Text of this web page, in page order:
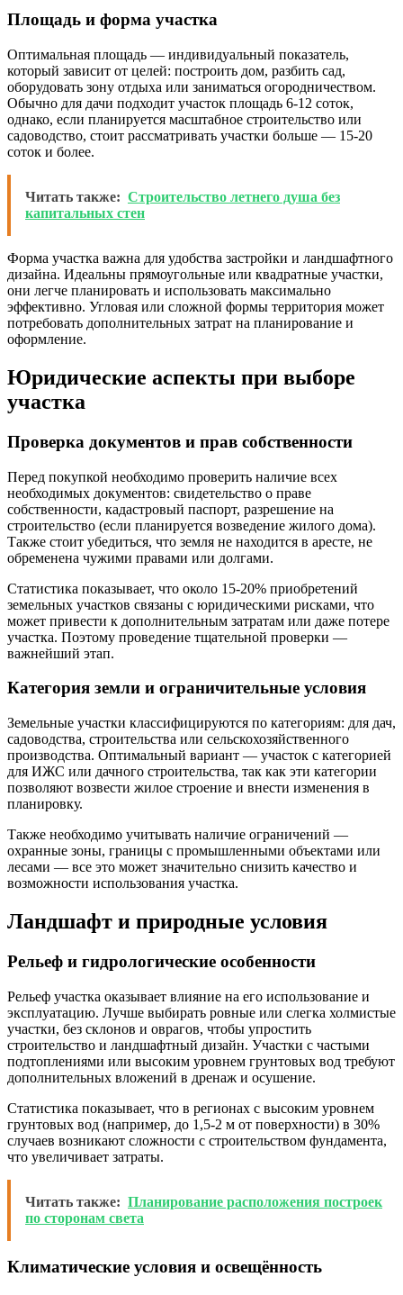
Площадь и форма участка
Оптимальная площадь — индивидуальный показатель,
который зависит от целей: построить дом, разбить сад,
оборудовать зону отдыха или заниматься огородничеством.
Обычно для дачи подходит участок площадь 6-12 соток,
однако, если планируется масштабное строительство или
садоводство, стоит рассматривать участки больше — 15-20
соток и более.
Читать также: Строительство летнего душа без
капитальных стен
Форма участка важна для удобства застройки и ландшафтного
дизайна. Идеальны прямоугольные или квадратные участки,
они легче планировать и использовать максимально
эффективно. Угловая или сложной формы территория может
потребовать дополнительных затрат на планирование и
оформление.
Юридические аспекты при выборе
участка
Проверка документов и прав собственности
Перед покупкой необходимо проверить наличие всех
необходимых документов: свидетельство о праве
собственности, кадастровый паспорт, разрешение на
строительство (если планируется возведение жилого дома).
Также стоит убедиться, что земля не находится в аресте, не
обременена чужими правами или долгами.
Статистика показывает, что около 15-20% приобретений
земельных участков связаны с юридическими рисками, что
может привести к дополнительным затратам или даже потере
участка. Поэтому проведение тщательной проверки —
важнейший этап.
Категория земли и ограничительные условия
Земельные участки классифицируются по категориям: для дач,
садоводства, строительства или сельскохозяйственного
производства. Оптимальный вариант — участок с категорией
для ИЖС или дачного строительства, так как эти категории
позволяют возвести жилое строение и внести изменения в
планировку.
Также необходимо учитывать наличие ограничений —
охранные зоны, границы с промышленными объектами или
лесами — все это может значительно снизить качество и
возможности использования участка.
Ландшафт и природные условия
Рельеф и гидрологические особенности
Рельеф участка оказывает влияние на его использование и
эксплуатацию. Лучше выбирать ровные или слегка холмистые
участки, без склонов и оврагов, чтобы упростить
строительство и ландшафтный дизайн. Участки с частыми
подтоплениями или высоким уровнем грунтовых вод требуют
дополнительных вложений в дренаж и осушение.
Статистика показывает, что в регионах с высоким уровнем
грунтовых вод (например, до 1,5-2 м от поверхности) в 30%
случаев возникают сложности с строительством фундамента,
что увеличивает затраты.
Читать также: Планирование расположения построек
по сторонам света
Климатические условия и освещённость